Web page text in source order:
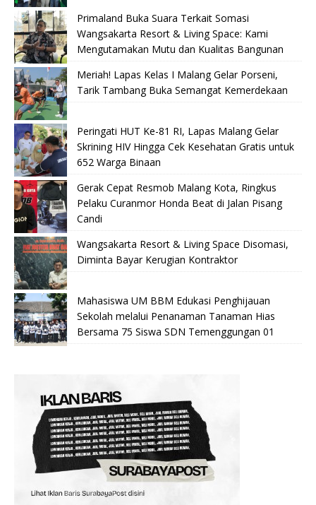
Primaland Buka Suara Terkait Somasi
Wangsakarta Resort & Living Space: Kami
Mengutamakan Mutu dan Kualitas Bangunan
Meriah! Lapas Kelas I Malang Gelar Porseni,
Tarik Tambang Buka Semangat Kemerdekaan
Peringati HUT Ke-81 RI, Lapas Malang Gelar
Skrining HIV Hingga Cek Kesehatan Gratis untuk
652 Warga Binaan
Gerak Cepat Resmob Malang Kota, Ringkus
Pelaku Curanmor Honda Beat di Jalan Pisang
Candi
Wangsakarta Resort & Living Space Disomasi,
Diminta Bayar Kerugian Kontraktor
Mahasiswa UM BBM Edukasi Penghijauan
Sekolah melalui Penanaman Tanaman Hias
Bersama 75 Siswa SDN Temenggungan 01